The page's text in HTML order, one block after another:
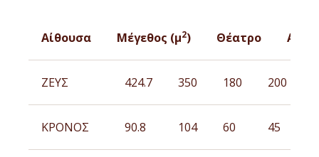
Αίθουσα Μέγεθος (μ2) Θέατρο
ΖΕΥΣ 424.7 350 180 200
ΚΡΟΝΟΣ 90.8 104 60 45